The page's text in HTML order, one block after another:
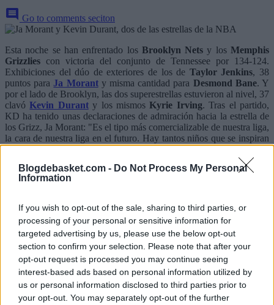
Blogdebasket.com - Do Not Process My Personal
Information
If you wish to opt-out of the sale, sharing to third parties, or
processing of your personal or sensitive information for
targeted advertising by us, please use the below opt-out
section to confirm your selection. Please note that after your
opt-out request is processed you may continue seeing
interest-based ads based on personal information utilized by
us or personal information disclosed to third parties prior to
your opt-out. You may separately opt-out of the further
Go to comments seciton
Esta noche se han enfrentado los Brooklyn Nets y losMemphis
Grizzlies con victoria del conjunto de Tennessee por 134-124.
Exhibiciones del dúo de exteriores de los de Taylor Jenkins, 38
puntos para Ja Moranty misma cantidad para Desmond Bane. Y
por el lado de Brooklyn, las dos superestrellas estuvieron al nivel, 37
clavóKevin Duranty los mismosKyrie Irving. Tras el partido,
KD ha tenido unas declaraciones de admiración hacia la estrella de
los Grizz, Ja Morant: "Es el tipo más comercializable de nuestra liga,
la cara de nuestra liga en el futuro. Hay tantos niños que se inspiran
en lo que hace.".